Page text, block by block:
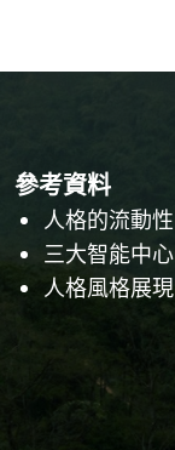
參考資料
人格的流動性
三大智能中心
人格風格展現